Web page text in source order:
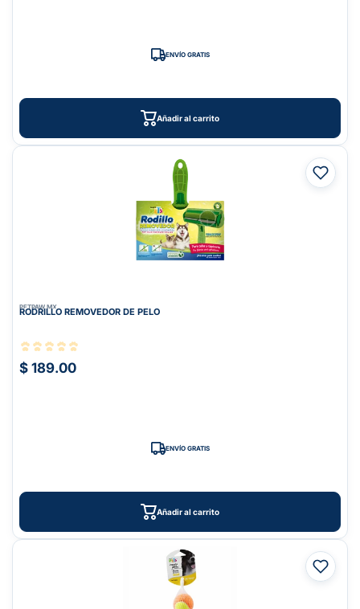
ENVÍO GRATIS
Añadir al carrito
PETPAW.MX
RODRILLO REMOVEDOR DE PELO
$ 189.00
ENVÍO GRATIS
Añadir al carrito